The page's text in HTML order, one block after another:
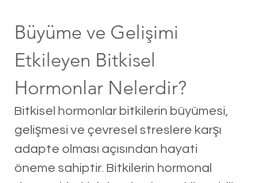
Büyüme ve Gelişimi
Etkileyen Bitkisel
Hormonlar Nelerdir?
Bitkisel hormonlar bitkilerin büyümesi,
gelişmesi ve çevresel streslere karşı
adapte olması açısından hayati
öneme sahiptir. Bitkilerin hormonal